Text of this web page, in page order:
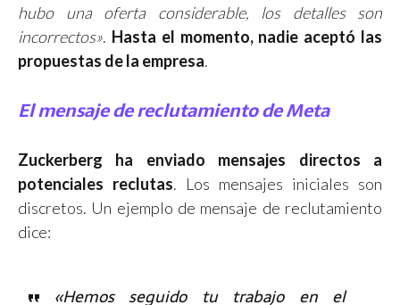
hubo una oferta considerable, los detalles son
incorrectos». Hasta el momento, nadie aceptó las
propuestas de la empresa.
El mensaje de reclutamiento de Meta
Zuckerberg ha enviado mensajes directos a
potenciales reclutas. Los mensajes iniciales son
discretos. Un ejemplo de mensaje de reclutamiento
dice:
«Hemos seguido tu trabajo en el